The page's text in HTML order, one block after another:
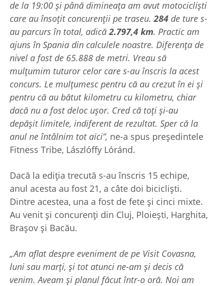
de la 19:00 și până dimineața am avut motocicliști
care au însoțit concurenții pe traseu. 284 de ture s-
au parcurs în total, adică 2.797,4 km. Practic am
ajuns în Spania din calculele noastre. Diferența de
nivel a fost de 65.888 de metri. Vreau să
mulțumim tuturor celor care s-au înscris la acest
concurs. Le mulțumesc pentru că au crezut în ei și
pentru că au bătut kilometru cu kilometru, chiar
dacă nu a fost deloc ușor. Cred că toți și-au
depășit limitele, indiferent de rezultat. Sper că la
anul ne întâlnim tot aici”, ne-a spus președintele
Fitness Tribe, Lászlóffy Lóránd.
Dacă la ediția trecută s-au înscris 15 echipe,
anul acesta au fost 21, a câte doi bicicliști.
Dintre acestea, una a fost de fete și cinci mixte.
Au venit și concurenți din Cluj, Ploiești, Harghita,
Brașov și Bacău.
„Am aflat despre eveniment de pe Visit Covasna,
luni sau marți, și tot atunci ne-am și decis că
venim. Aveam și planul făcut într-o oră. Noi am